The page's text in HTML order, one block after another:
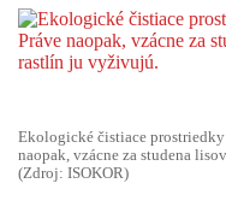
Ekologické čistiace
naopak, vzácne za studena
(Zdroj: ISOKOR)